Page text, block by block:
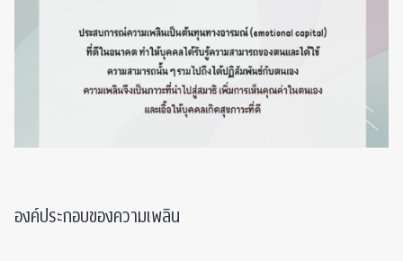
องค์ประกอบของความเพลิน